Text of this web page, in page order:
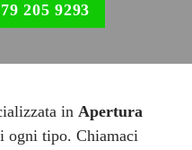
205 9293
in Apertura
ogni tipo. Chiamaci